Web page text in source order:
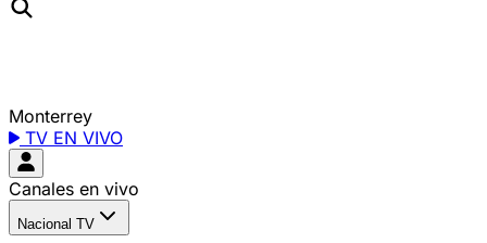
Monterrey
TV EN VIVO
Canales en vivo
Nacional TV